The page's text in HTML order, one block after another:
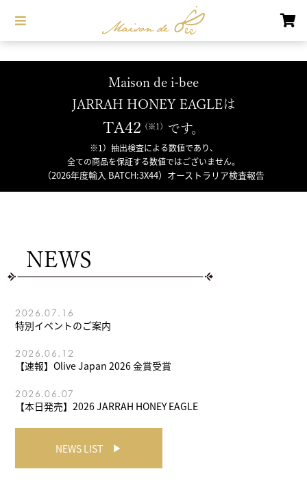
Maison de i-bee
JARRAH HONEY EAGLEは
TA42 です。
※1）抽出検査による数値であり、
全ての商品を保証する数値ではございません。
（2026年度輸入 BATCH:3X44）オーストラリア検査報告
NEWS
2026.07.16
特別イベントのご案内
2026.06.12
【速報】Olive Japan 2026 金賞受賞
2026.06.07
【本日発売】2026 JARRAH HONEY EAGLE
NEWS LIST